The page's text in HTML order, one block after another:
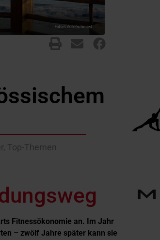
, Top-Themen
Fitnessökonomie an. Im Jahr
– zwölf Jahre später kann sie